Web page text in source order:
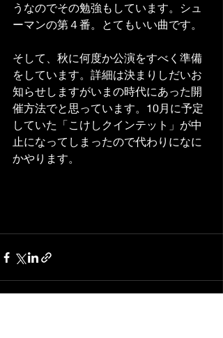
うなのでその勉強もしています。シュ
ーマンの第４番。とてもいい曲です。
そして、秋に何度か公演をすべく準備
をしています。詳細は決まりしだいお
知らせしますがいまの時代にあった開
催方法でと思っています。10月に予定
していた「こけしクインテット」が中
止になってしまったので代わりになに
かやります。